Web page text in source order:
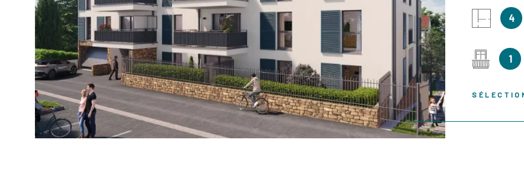
projet à
entourés
84 m²
placard
compose
bain
incluent
4
1
VOIR LE BIEN